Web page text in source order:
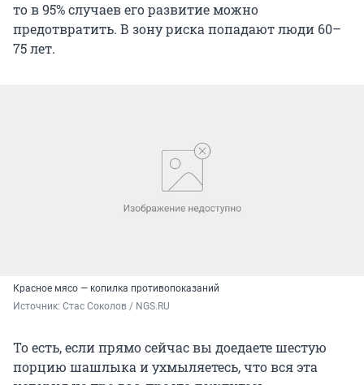
то в 95% случаев его развитие можно
предотвратить. В зону риска попадают люди 60–
75 лет.
Красное мясо — копилка противопоказаний
Источник: Стас Соколов / NGS.RU
То есть, если прямо сейчас вы доедаете шестую
порцию шашлыка и ухмыляетесь, что вся эта